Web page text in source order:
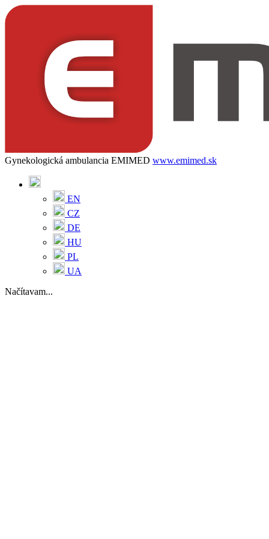
Gynekologická ambulancia EMIMED www.emimed.sk
EN
CZ
DE
HU
PL
UA
Načítavam...